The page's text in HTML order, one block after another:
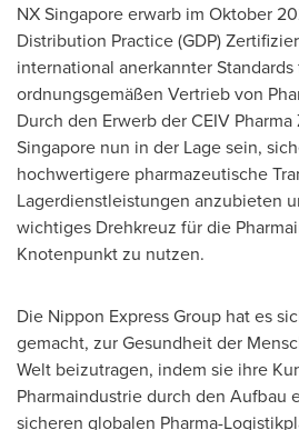
NX Singapore erwarb im Oktober
Distribution Practice (GDP)
international anerkannter Standards
ordnungsgemäßen Vertrieb von
Durch den Erwerb der CEIV
Singapore nun in der Lage sein,
hochwertigere pharmazeutische
Lagerdienstleistungen anzubieten
wichtiges Drehkreuz für die
Knotenpunkt zu nutzen.
Die Nippon Express Group hat es
gemacht, zur Gesundheit der
Welt beizutragen, indem sie ihre
Pharmaindustrie durch den Aufbau
sicheren globalen Pharma-